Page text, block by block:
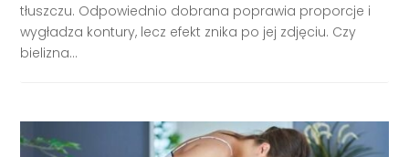
tłuszczu. Odpowiednio dobrana poprawia proporcje i
wygładza kontury, lecz efekt znika po jej zdjęciu. Czy
bielizna...